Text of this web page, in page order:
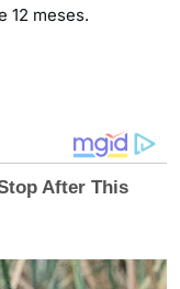
12 meses.